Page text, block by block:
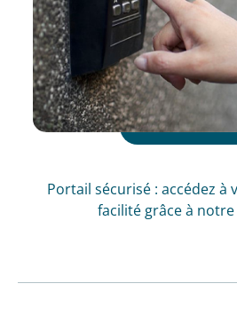
Portail sécurisé : accédez à
facilité grâce à notre